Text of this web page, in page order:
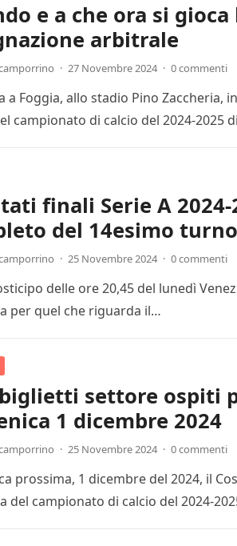
e a che ora si
arbitrale
· 27 Novembre 2024 · 0 commenti
a Foggia, allo stadio Pino
campionato di calcio del 2024-2025
finali Serie A
del 14esimo turno
· 25 Novembre 2024 · 0 commenti
delle ore 20,45 del lunedì
per quel che riguarda il…
settore ospiti
1 dicembre 2024
· 25 Novembre 2024 · 0 commenti
prossima, 1 dicembre del 2024, il
del campionato di calcio del 2024-